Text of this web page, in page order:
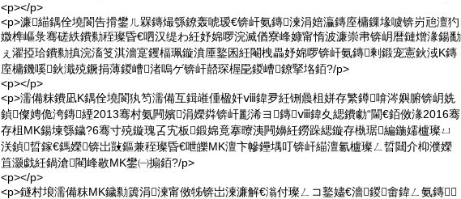
<p></p>
<p>濂緢鍝佺墝閬告搰鐢ㄦ槑鏄熶綔鐐轰唬瑷€锛屽氨鏄湅涓婄灜鏄庢槦鏁堟噳锛岃兘澶犳
媺榫嶇彔骞磋紩鐨勬秷璨昏€呬汉缇わ紝妤婂啰浣滅偤寮峰嫝甯惰波濂崇帇锛岄暦鏈熷湪鍚勫
ぇ濯掗珨鐨勬搷浣滀笅淇濇寔钁楅珮鏇濆厜鐜囷紝閹栧畾妤婂啰锛屽氨鏄剰鍛宠憲鈥淢K鏄
庢槦鐖嗘鈥濈殑鐝捐薄鍐嶆渚嗚ゲ锛屽嚭琛楃巼鍐嶆鐐掔垎銆?/p>
<p></p>
<p>濡備粖鐨凪K鍝佺墝閬犱笉濡備互鍓嶉偅楹奸ⅷ鍏夛紝铏曟柤姘存繁鐏啽涔嬩腑锛岄姺
鍞儏娉佹洿鏄緸2013骞村氨闁嬪涓嬫粦锛屽彲浠ヨ鏄ⅷ鍏夊緦鐨勮“閫€銆傚湪2016骞
存柤MK鍚堜綔鐬?6骞寸殑鏇瑰叾宄板鍛婂竟搴曢洟闁嬶紝鐒跺緦鏇存槸琚編鍦嬬櫨璨ㄩ
浂鍞晢鎵€鎷嬫锛岀敱鏂兼秷璨昏€呭皪MK澶卞幓鑸堣叮锛屽緢澶氱櫨璨ㄥ晢閮介枊濮嬫
笡灏戯紝鍋滄閵峰敭MK鐢㈠搧銆?/p>
<p></p>
<p>鐩村埌濡備粖MK鐬勬簴涓湅甯傚牬锛岀湅濂解€滃付璨ㄥコ鐜嬧€濇鍐畬鍏ㄥ氨鏄